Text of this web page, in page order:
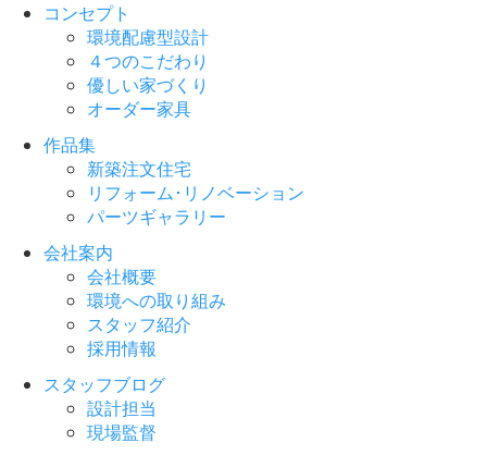
コンセプト
環境配慮型設計
４つのこだわり
優しい家づくり
オーダー家具
作品集
新築注文住宅
リフォーム･リノベーション
パーツギャラリー
会社案内
会社概要
環境への取り組み
スタッフ紹介
採用情報
スタッフブログ
設計担当
現場監督